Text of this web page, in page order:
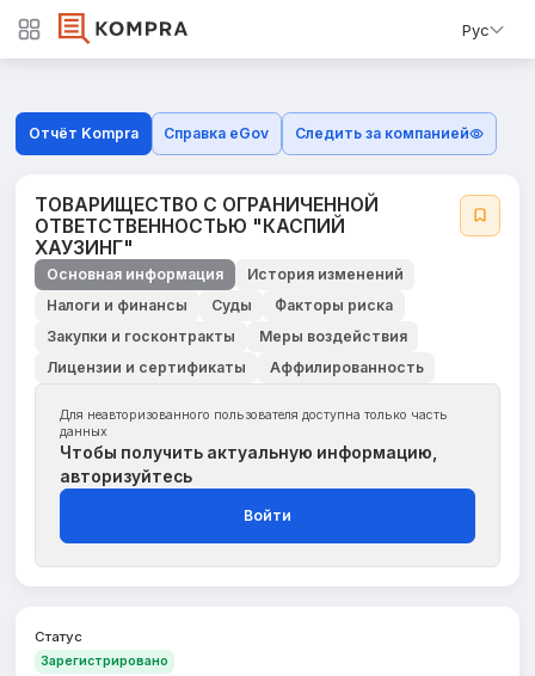
Рус
Отчёт Kompra Справка eGov Следить за компанией
ТОВАРИЩЕСТВО С ОГРАНИЧЕННОЙ
ОТВЕТСТВЕННОСТЬЮ "КАСПИЙ
ХАУЗИНГ"
Основная информация
История изменений
Налоги и финансы
Суды
Факторы риска
Закупки и госконтракты
Меры воздействия
Лицензии и сертификаты
Аффилированность
Для неавторизованного пользователя доступна только часть
данных
Чтобы получить актуальную информацию,
авторизуйтесь
Войти
Статус
Зарегистрировано